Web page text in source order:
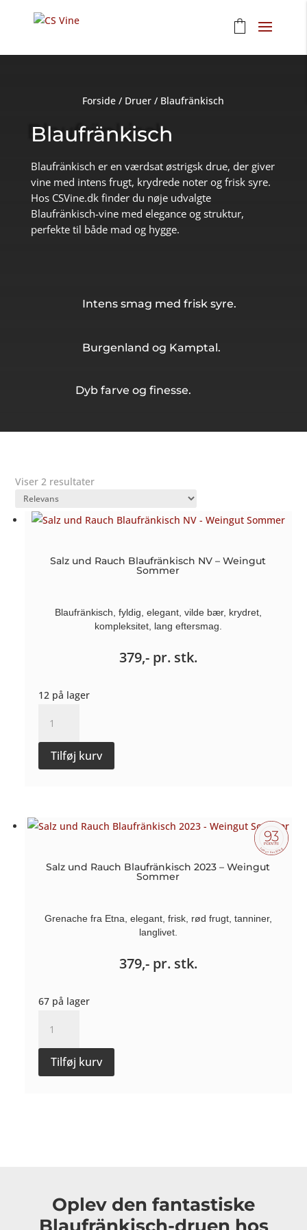
Forside / Druer / Blaufränkisch
Blaufränkisch
Blaufränkisch er en værdsat østrigsk drue, der giver
vine med intens frugt, krydrede noter og frisk syre.
Hos CSVine.dk finder du nøje udvalgte
Blaufränkisch-vine med elegance og struktur,
perfekte til både mad og hygge.
Intens smag med frisk syre.
Burgenland og Kamptal.
Dyb farve og finesse.
Viser 2 resultater
Salz und Rauch Blaufränkisch NV – Weingut
Sommer
Blaufränkisch, fyldig, elegant, vilde bær, krydret,
kompleksitet, lang eftersmag.
379,- pr. stk.
12 på lager
und
Rauch
Blaufränkisch
Weingut
Tilføj kurv
Salz und Rauch Blaufränkisch 2023 – Weingut
Sommer
Grenache fra Etna, elegant, frisk, rød frugt, tanniner,
langlivet.
379,- pr. stk.
67 på lager
und
Rauch
Blaufränkisch
Tilføj kurv
Oplev den fantastiske
Blaufränkisch-druen hos